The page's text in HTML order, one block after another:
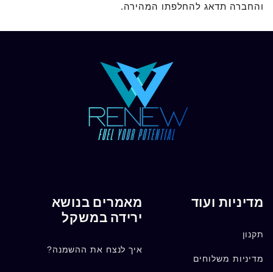
והחברה תדאג להחלפתו המהירה.
מדיניות ועוד
תקנון
מדיניות משלוחים
מאמרים בנושא
ירידה במשקל
איך לנצח את ההשמנה?